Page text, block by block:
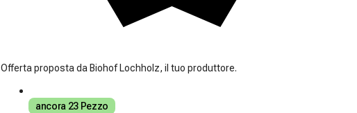
Offerta proposta da Biohof Lochholz, il tuo produttore.
ancora 23 Pezzo